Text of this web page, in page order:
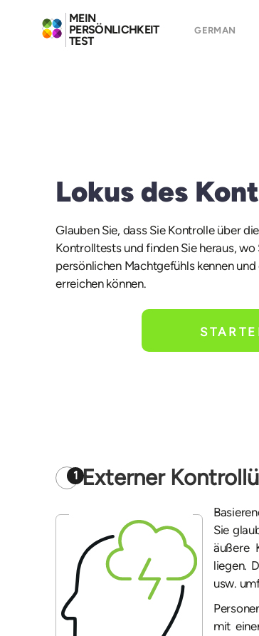
MEIN
PERSÖNLICHKEIT
TEST
GERMAN
Lokus des
Glauben Sie, dass Sie Kontrolle über
Kontrolltests und finden Sie heraus,
persönlichen Machtgefühls kennen
erreichen können.
1 Externer
Sie
äußere
liegen.
usw.
mit